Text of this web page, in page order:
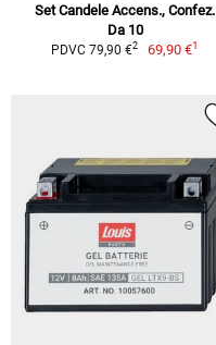
Set Candele Accens., Confez.
Da 10
PDVC 79,90 €2 69,90 €1